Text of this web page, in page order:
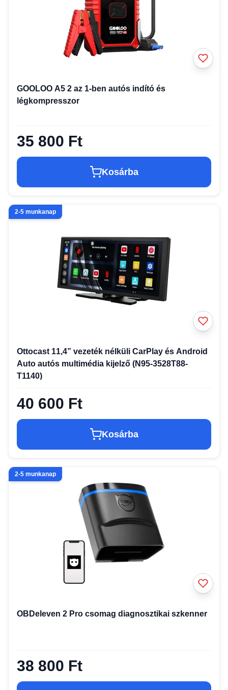
GOOLOO A5 2 az 1-ben autós indító és
légkompresszor
35 800 Ft
Kosárba
2-5 munkanap
Ottocast 11,4” vezeték nélküli CarPlay és Android
Auto autós multimédia kijelző (N95-3528T88-
T1140)
40 600 Ft
Kosárba
2-5 munkanap
OBDeleven 2 Pro csomag diagnosztikai szkenner
38 800 Ft